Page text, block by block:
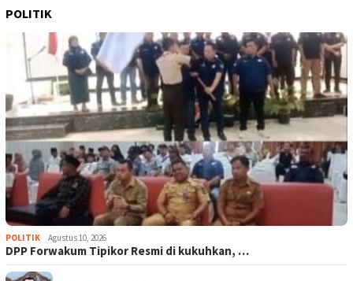
POLITIK
POLITIK Agustus 10, 2026
DPP Forwakum Tipikor Resmi di kukuhkan, …